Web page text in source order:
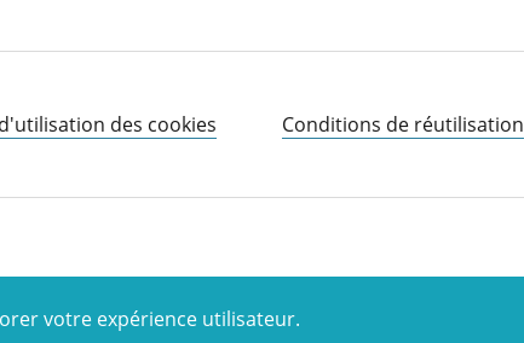
votre expérience utilisateur.
des cookies Conditions de réutilisation